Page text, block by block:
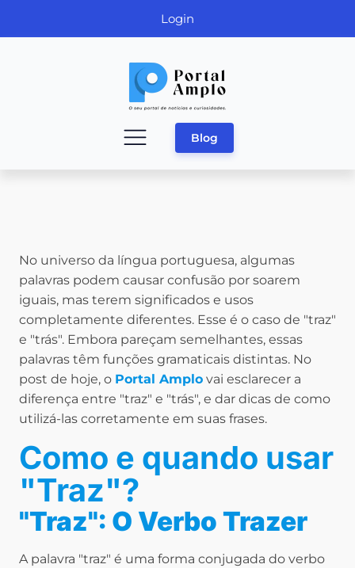
Login
Blog
No universo da língua portuguesa, algumas
palavras podem causar confusão por soarem
iguais, mas terem significados e usos
completamente diferentes. Esse é o caso de "traz"
e "trás". Embora pareçam semelhantes, essas
palavras têm funções gramaticais distintas. No
post de hoje, o Portal Amplo vai esclarecer a
diferença entre "traz" e "trás", e dar dicas de como
utilizá-las corretamente em suas frases.
Como e quando usar
"Traz"?
"Traz": O Verbo Trazer
A palavra "traz" é uma forma conjugada do verbo